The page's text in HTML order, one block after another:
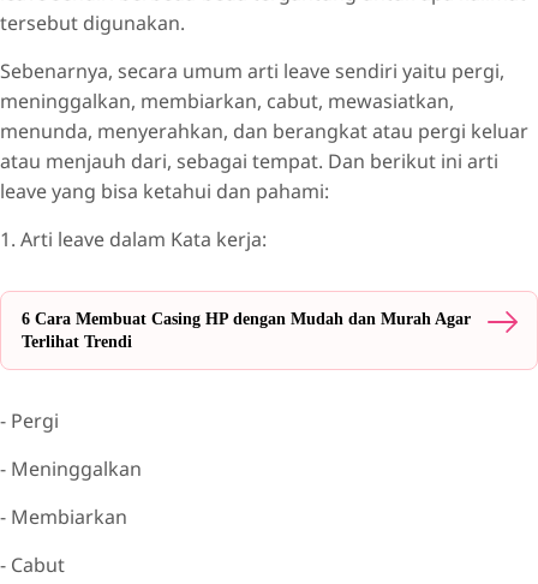
tersebut digunakan.
Sebenarnya, secara umum arti leave sendiri yaitu pergi,
meninggalkan, membiarkan, cabut, mewasiatkan,
menunda, menyerahkan, dan berangkat atau pergi keluar
atau menjauh dari, sebagai tempat. Dan berikut ini arti
leave yang bisa ketahui dan pahami:
1. Arti leave dalam Kata kerja:
6 Cara Membuat Casing HP dengan Mudah dan Murah Agar
Terlihat Trendi
- Pergi
- Meninggalkan
- Membiarkan
- Cabut